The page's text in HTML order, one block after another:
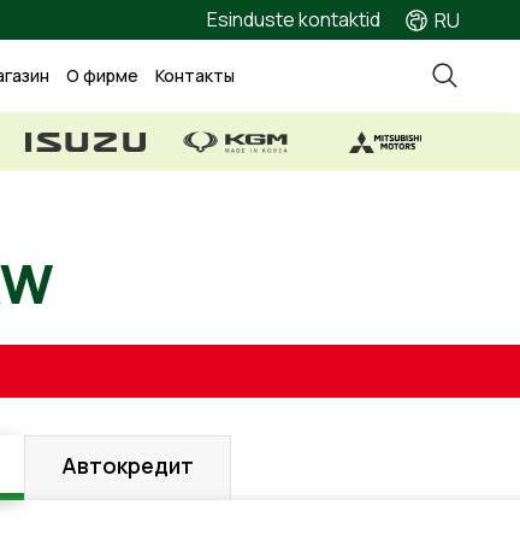
Esinduste kontaktid RU
О фирме Контакты
kW
Автокредит